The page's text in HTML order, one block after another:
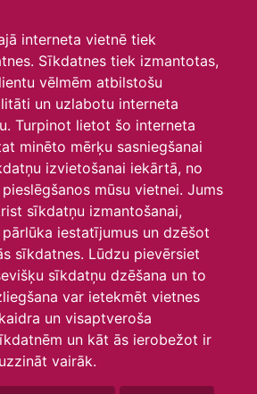
interneta vietnē tiek
Sīkdatnes tiek izmantotas,
vēlmēm atbilstošu
un uzlabotu interneta
Turpinot lietot šo interneta
minēto mērķu sasniegšanai
izvietošanai iekārtā, no
mūsu vietnei. Jums
sīkdatņu izmantošanai,
iestatījumus un dzēšot
sīkdatnes. Lūdzu pievērsiet
sīkdatņu dzēšana un to
var ietekmēt vietnes
un visaptveroša
un kāt ās ierobežot ir
vairāk.
Šonedēļ
Šomēnes
S